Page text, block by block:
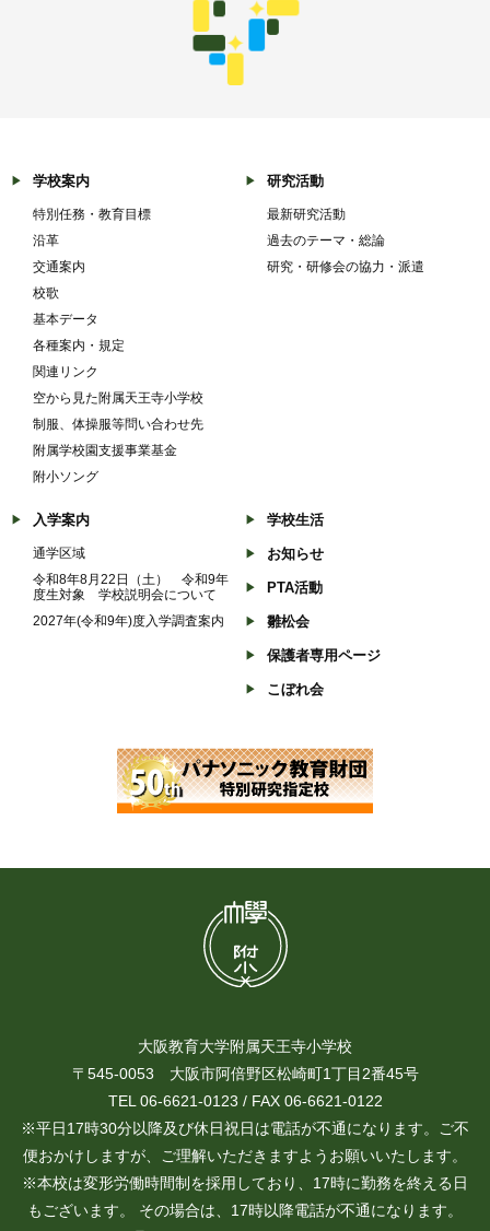
学校案内
特別任務・教育目標
沿革
交通案内
校歌
基本データ
各種案内・規定
関連リンク
空から見た附属天王寺小学校
制服、体操服等問い合わせ先
附属学校園支援事業基金
附小ソング
研究活動
最新研究活動
過去のテーマ・総論
研究・研修会の協力・派遣
入学案内
通学区域
令和8年8月22日（土） 令和9年
度生対象 学校説明会について
2027年(令和9年)度入学調査案内
学校生活
お知らせ
PTA活動
雛松会
保護者専用ページ
こぼれ会
大阪教育大学附属天王寺小学校
〒545-0053 大阪市阿倍野区松崎町1丁目2番45号
TEL 06-6621-0123 / FAX 06-6621-0122
※平日17時30分以降及び休日祝日は電話が不通になります。ご不
便おかけしますが、ご理解いただきますようお願いいたします。
※本校は変形労働時間制を採用しており、17時に勤務を終える日
もございます。 その場合は、17時以降電話が不通になります。